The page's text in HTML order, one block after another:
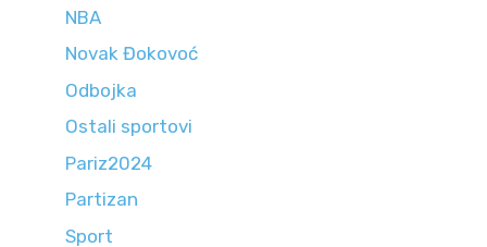
NBA
Novak Đokovoć
Odbojka
Ostali sportovi
Pariz2024
Partizan
Sport